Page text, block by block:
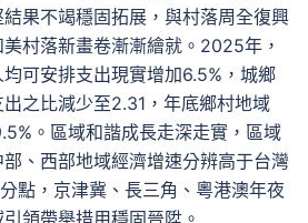
果不竭穩固拓展，與村落周全復興
村落新畫卷漸漸繪就。2025年，
可安排支出現實增加6.5%，城鄉
之比減少至2.31，年底鄉村地域
。區域和諧成長走深走實，區域
、西部地域經濟增速分辨高于台灣
點，京津冀、長三角、粵港澳年夜
領帶舉措用穩固晉陞。